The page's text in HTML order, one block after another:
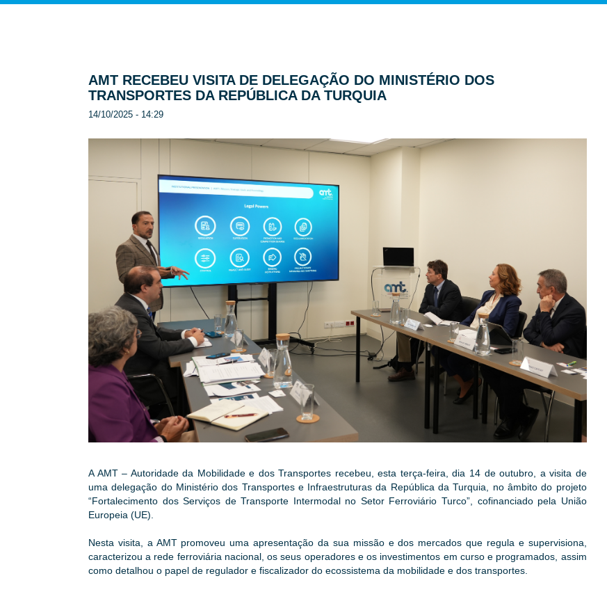
AMT RECEBEU VISITA DE DELEGAÇÃO DO MINISTÉRIO DOS
TRANSPORTES DA REPÚBLICA DA TURQUIA
14/10/2025 - 14:29
A AMT – Autoridade da Mobilidade e dos Transportes recebeu, esta terça-feira, dia 14 de outubro, a visita de
uma delegação do Ministério dos Transportes e Infraestruturas da República da Turquia, no âmbito do projeto
“Fortalecimento dos Serviços de Transporte Intermodal no Setor Ferroviário Turco”, cofinanciado pela União
Europeia (UE).
Nesta visita, a AMT promoveu uma apresentação da sua missão e dos mercados que regula e supervisiona,
caracterizou a rede ferroviária nacional, os seus operadores e os investimentos em curso e programados, assim
como detalhou o papel de regulador e fiscalizador do ecossistema da mobilidade e dos transportes.